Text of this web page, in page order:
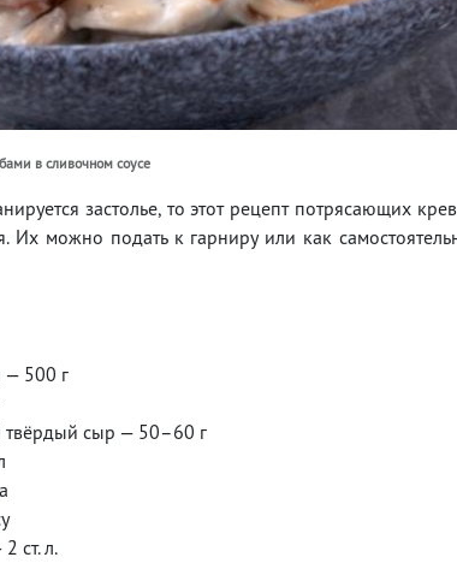
в сливочном соусе
застолье, то этот рецепт потрясающих
Их можно подать к гарниру или как
— 500 г
твёрдый сыр — 50–60 г
ст. л.